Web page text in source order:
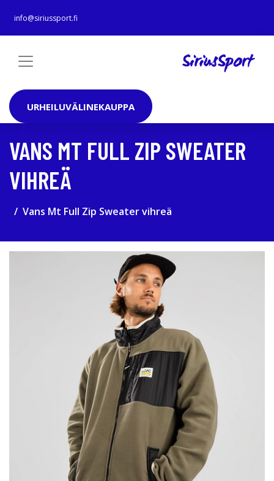
info@siriussport.fi
URHEILUVÄLINEKAUPPA
VANS MT FULL ZIP SWEATER
VIHREÄ
Vans Mt Full Zip Sweater vihreä